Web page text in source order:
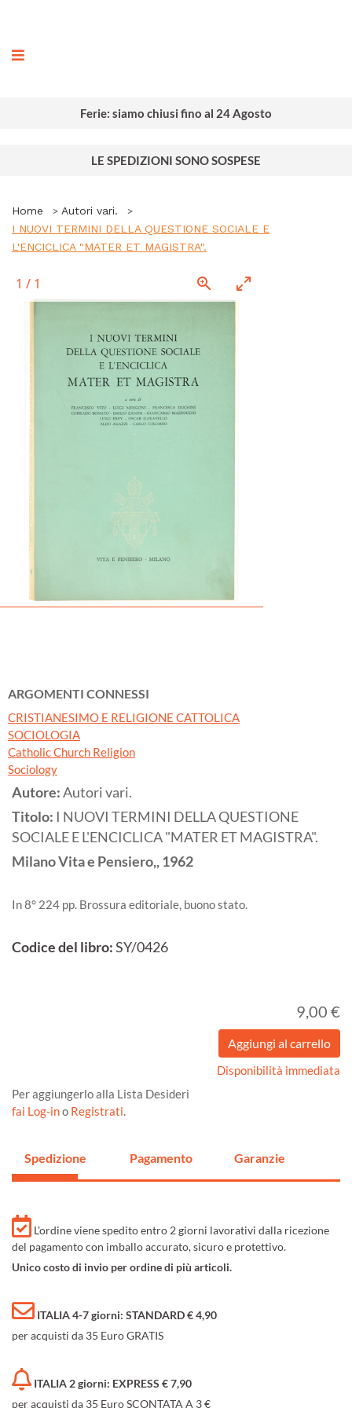
Ferie: siamo chiusi fino al 24 Agosto
LE SPEDIZIONI SONO SOSPESE
Home
Autori vari.
I NUOVI TERMINI DELLA QUESTIONE SOCIALE E
L'ENCICLICA "MATER ET MAGISTRA".
1 / 1
ARGOMENTI CONNESSI
CRISTIANESIMO E RELIGIONE CATTOLICA
SOCIOLOGIA
Catholic Church Religion
Sociology
Autore:Autori vari.
Titolo: I NUOVI TERMINI DELLA QUESTIONE
SOCIALE E L'ENCICLICA "MATER ET MAGISTRA".
MilanoVita e Pensiero,,1962
In 8° 224 pp. Brossura editoriale, buono stato.
Codice del libro:SY/0426
9,00 €
Disponibilità immediata
Per aggiungerlo alla Lista Desideri
fai Log-ino Registrati
Spedizione Pagamento Garanzie
L'ordine viene spedito entro 2 giorni lavorativi dalla ricezione
del pagamento con imballo accurato, sicuro e protettivo.
Unico costo di invio per ordine di più articoli.
ITALIA 4-7 giorni: STANDARD € 4,90
per acquisti da 35 Euro GRATIS
ITALIA 2 giorni: EXPRESS € 7,90
per acquisti da 35 Euro SCONTATA A 3 €